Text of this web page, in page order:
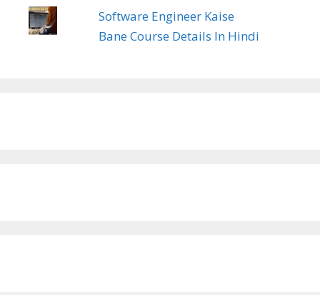
Software Engineer Kaise
Bane Course Details In Hindi